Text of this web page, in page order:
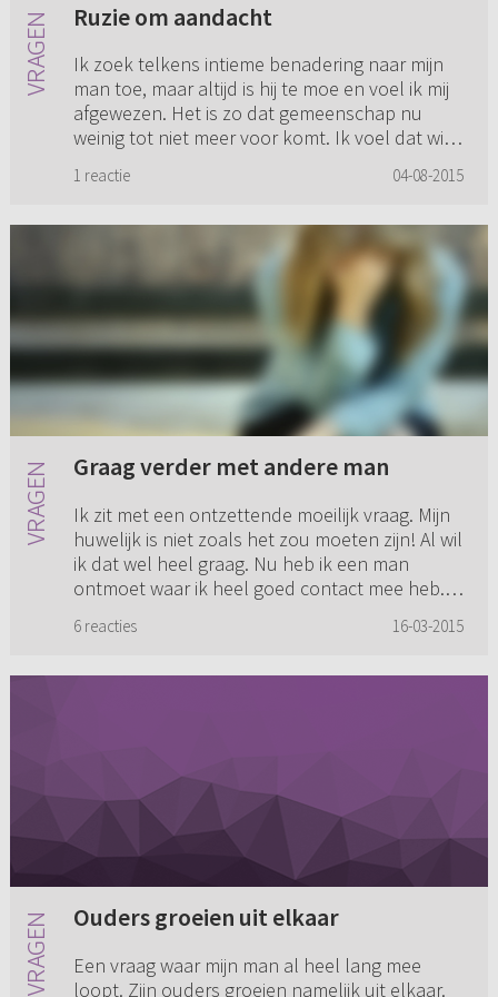
Ruzie om aandacht
Ik zoek telkens intieme benadering naar mijn
man toe, maar altijd is hij te moe en voel ik mij
afgewezen. Het is zo dat gemeenschap nu
weinig tot niet meer voor komt. Ik voel dat wij
1 reactie 04-08-2015
Graag verder met andere man
Ik zit met een ontzettende moeilijk vraag. Mijn
huwelijk is niet zoals het zou moeten zijn! Al wil
ik dat wel heel graag. Nu heb ik een man
ontmoet waar ik heel goed contact mee heb.
6 reacties 16-03-2015
Ouders groeien uit elkaar
Een vraag waar mijn man al heel lang mee
loopt. Zijn ouders groeien namelijk uit elkaar.